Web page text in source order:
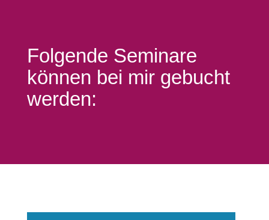
Folgende Seminare
können bei mir gebucht
werden: